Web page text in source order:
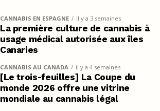
CANNABIS EN ESPAGNE il y a 3 semaines
La première culture de cannabis à
usage médical autorisée aux îles
Canaries
CANNABIS AU CANADA il y a 4 semaines
[Le trois-feuilles] La Coupe du
monde 2026 offre une vitrine
mondiale au cannabis légal